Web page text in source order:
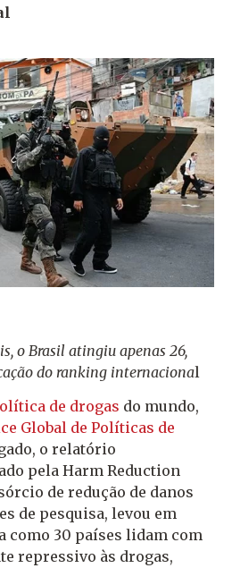
Brasil Atual
o Brasil atingiu apenas 26,
do ranking internacional
de drogas do mundo,
Global de Políticas de
o relatório
pela Harm Reduction
de redução de danos
de pesquisa, levou em
como 30 países lidam com
repressivo às drogas,